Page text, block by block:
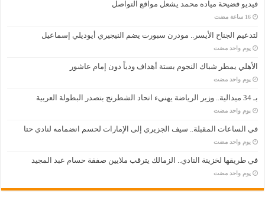
فيديو فضيحة مياده محمد يشعل مواقع التواصل
‏16 ساعة مضت
لتدعيم الجناح الأيسر.. مودرن سبورت يضم النيجيري أيوديلي إسماعيل
‏يوم واحد مضت
الأهلي يمطر شباك النجوم بستة أهداف ودياً دون إمام عاشور
‏يوم واحد مضت
بـ 34 ميدالية.. وزير الرياضة يهنيء اتحاد الشطرنج بتصدر البطولة العربية
‏يوم واحد مضت
في الساعات المقبلة.. سيف الجزيري إلى الإمارات لحسم انضمامه لنادي حتا
‏يوم واحد مضت
في طريقها لخزينة النادي.. الزمالك يترقب ملايين صفقة حسام عبد المجيد
‏يوم واحد مضت